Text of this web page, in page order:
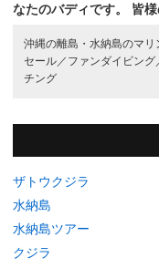
なたのバディです。
皆
沖縄の離島・水納島のマリ
セール／ ファンダイビング
チング
ザトウクジラ
水納島
水納島ツアー
クジラ